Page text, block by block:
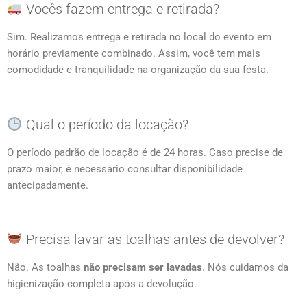
Vocês fazem entrega e retirada?
Sim. Realizamos entrega e retirada no local do evento em
horário previamente combinado. Assim, você tem mais
comodidade e tranquilidade na organização da sua festa.
Qual o período da locação?
O período padrão de locação é de 24 horas. Caso precise de
prazo maior, é necessário consultar disponibilidade
antecipadamente.
Precisa lavar as toalhas antes de devolver?
Não. As toalhas não precisam ser lavadas. Nós cuidamos da
higienização completa após a devolução.